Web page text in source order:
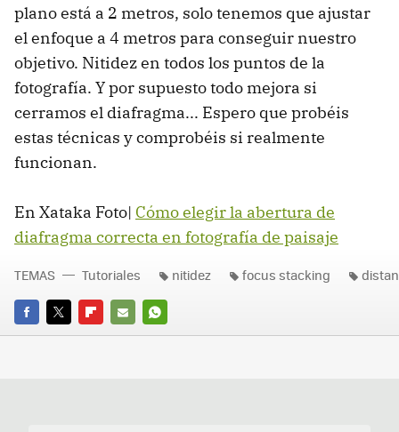
plano está a 2 metros, solo tenemos que ajustar
el enfoque a 4 metros para conseguir nuestro
objetivo. Nitidez en todos los puntos de la
fotografía. Y por supuesto todo mejora si
cerramos el diafragma... Espero que probéis
estas técnicas y comprobéis si realmente
funcionan.
En Xataka Foto| Cómo elegir la abertura de
diafragma correcta en fotografía de paisaje
FACEBOOK
TWITTERFLIPBOARD
E-
WHATSAPP
TEMAS Tutoriales nitidez focus stacking